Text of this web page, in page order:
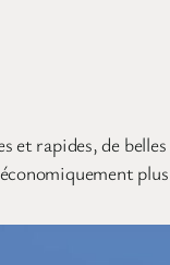
rapides, de